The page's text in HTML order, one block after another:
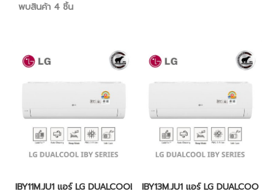
พบสินค้า 4 ชิ้น
IBY11M.JU1 แอร์ LG DUALCOOL IBY แอร์แอลจี อินเวอร์เตอร์ น้ำย
IBY13M.JU1 แอร์ LG